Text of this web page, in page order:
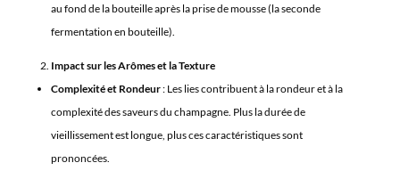
au fond de la bouteille après la prise de mousse (la seconde
fermentation en bouteille).
Impact sur les Arômes et la Texture
Complexité et Rondeur: Les lies contribuent à la rondeur et à la
complexité des saveurs du champagne. Plus la durée de
vieillissement est longue, plus ces caractéristiques sont
prononcées.